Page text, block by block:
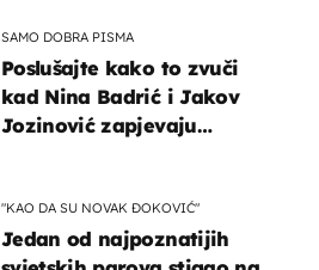
SAMO DOBRA PISMA
Poslušajte kako to zvuči
kad Nina Badrić i Jakov
Jozinović zapjevaju
"KAO DA SU NOVAK ĐOKOVIĆ"
Jedan od najpoznatijih